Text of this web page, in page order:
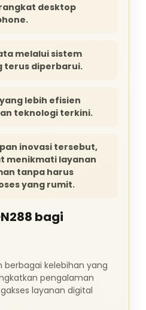
desktop
melalui sistem
terus diperbarui.
lebih efisien
teknologi terkini.
inovasi tersebut,
menikmati layanan
tanpa harus
yang rumit.
bagi
berbagai kelebihan yang
pengalaman
layanan digital